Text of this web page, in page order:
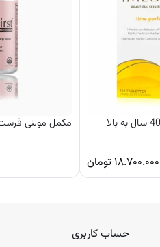
۱۸.۷۰۰.۰۰۰ تومان
مکمل مولتی فرست
حساب کاربری